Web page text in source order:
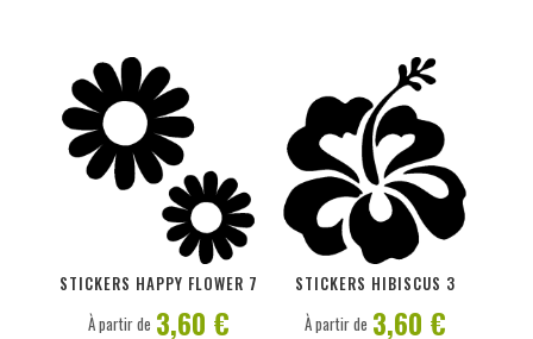
STICKERS HAPPY FLOWER 7
PERSONNALISER
À partir de 3,60 €
STICKERS HIBISCUS 3
PERSONNALISER
À partir de 3,60 €